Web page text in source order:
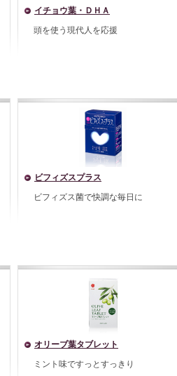
イチョウ葉・ＤＨＡ
頭を使う現代人を応援
ビフィズスプラス
ビフィズス菌で快調な毎日に
オリーブ葉タブレット
ミント味ですっとすっきり